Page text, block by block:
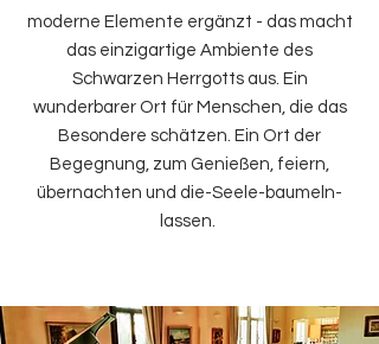
moderne Elemente ergänzt - das macht
das einzigartige Ambiente des
Schwarzen Herrgotts aus. Ein
wunderbarer Ort für Menschen, die das
Besondere schätzen. Ein Ort der
Begegnung, zum Genießen, feiern,
übernachten und die-Seele-baumeln-
lassen.